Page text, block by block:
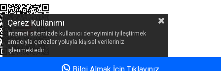
Çerez Kullanımı
İnternet sitemizde kullanıcı deneyimini iyileştirmek
amacıyla çerezler yoluyla kişisel verileriniz
işlenmektedir.